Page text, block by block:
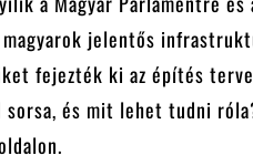
jelentős
fejezték ki az építés
és mit lehet tudni